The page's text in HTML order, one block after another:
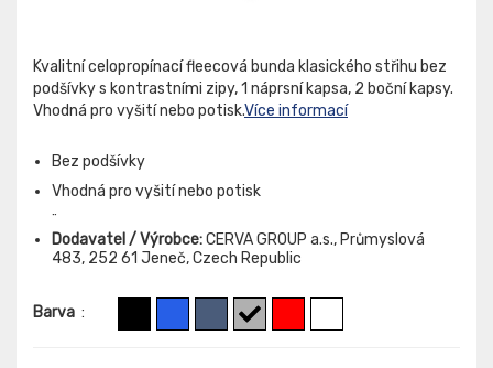
Kvalitní celopropínací fleecová bunda klasického střihu bez
podšívky s kontrastními zipy, 1 náprsní kapsa, 2 boční kapsy.
Vhodná pro vyšití nebo potisk.Více informací
Bez podšívky
Vhodná pro vyšití nebo potisk
¨
Dodavatel / Výrobce:CERVA GROUP a.s., Průmyslová
483, 252 61 Jeneč, Czech Republic
Barva :